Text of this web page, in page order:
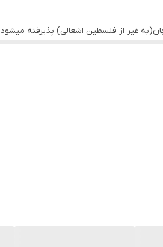
غیر از فلسطین اشعالی) پذیرفته میشود